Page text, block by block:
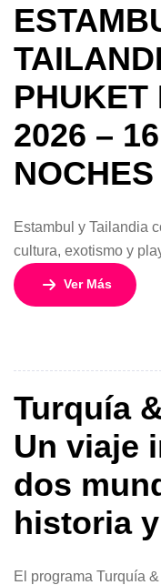
PHUKET
2026 –
Estambul y Tailandia
cultura, exotismo y
destinos fascinantes
quienes buscan
magia histórica de
Ver Más
Turquía
Un viaje
dos
historia
El programa Turquía